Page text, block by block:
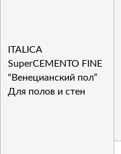
ITALICA
SuperCEMENTO FINE
“Венецианский пол”
Для полов и стен